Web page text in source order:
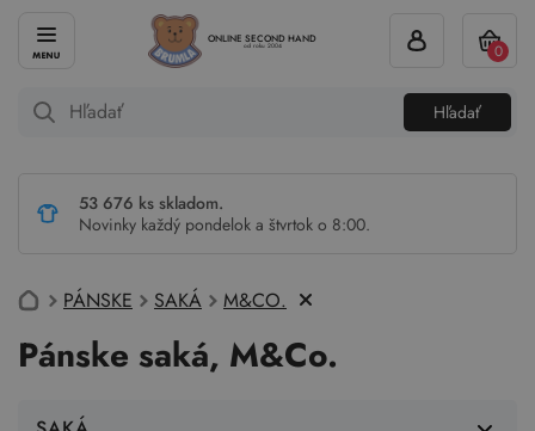
ONLINE SECOND HAND
od roku 2004
Hľadať
0
53 676 ks skladom.
Novinky každý pondelok a štvrtok o 8:00.
PÁNSKE SAKÁ M&CO.
Pánske saká, M&Co.